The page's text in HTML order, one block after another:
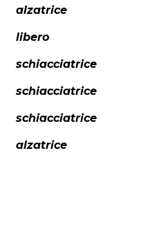
alzatrice
libero
schiacciatrice
schiacciatrice
schiacciatrice
alzatrice